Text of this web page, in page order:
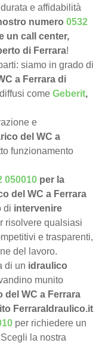
e affidabilità
numero0532
un call center,
di Ferrara!
siamo in grado di
a Ferrara di
comeGeberit,
e
del WC a
funzionamento
050010 per la
del WC a Ferrara
di intervenire
risolvere qualsiasi
e trasparenti,
del lavoro.
di un idraulico
munito
del WC a Ferrara
FerraraIdraulico.it
per richiedere un
la nostra